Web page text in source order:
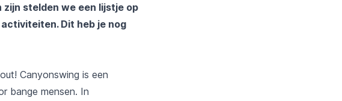
stelden we een lijstje op
Dit heb je nog
Canyonswing is een
bange mensen. In